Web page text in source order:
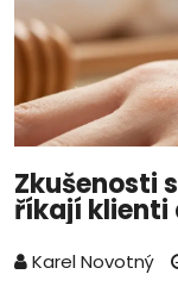
Zkušenosti
říkají klienti
Karel Novotný